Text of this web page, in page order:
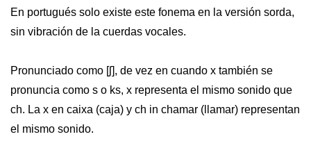
En portugués solo existe este fonema en la versión sorda,
sin vibración de la cuerdas vocales.
Pronunciado como [ʃ], de vez en cuando x también se
pronuncia como s o ks, x representa el mismo sonido que
ch. La x en caixa (caja) y ch in chamar (llamar) representan
el mismo sonido.